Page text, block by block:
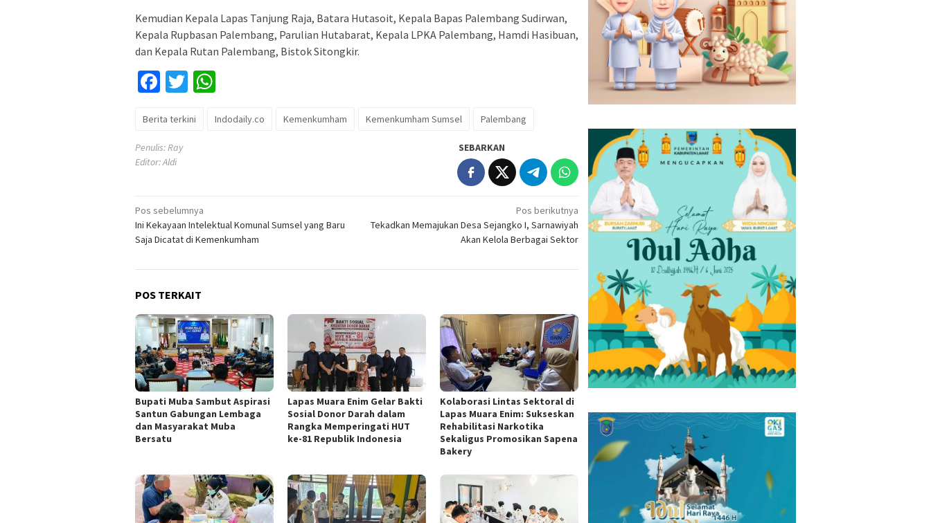
Kemudian Kepala Lapas Tanjung Raja, Batara Hutasoit, Kepala Bapas Palembang Sudirwan,
Kepala Rupbasan Palembang, Parulian Hutabarat, Kepala LPKA Palembang, Hamdi Hasibuan,
dan Kepala Rutan Palembang, Bistok Sitongkir.
Facebook
Twitter
Berita terkini Indodaily.co Kemenkumham Kemenkumham Sumsel Palembang
Penulis: Ray
Editor: Aldi
SEBARKAN
Navigasi
pos
Pos sebelumnya
Ini Kekayaan Intelektual Komunal Sumsel yang Baru
Saja Dicatat di Kemenkumham
Pos berikutnya
Tekadkan Memajukan Desa Sejangko I, Sarnawiyah
Akan Kelola Berbagai Sektor
POS TERKAIT
Bupati Muba Sambut Aspirasi
Santun Gabungan Lembaga
dan Masyarakat Muba
Bersatu
Lapas Muara Enim Gelar Bakti
Sosial Donor Darah dalam
Rangka Memperingati HUT
ke-81 Republik Indonesia
Kolaborasi Lintas Sektoral di
Lapas Muara Enim: Sukseskan
Rehabilitasi Narkotika
Sekaligus Promosikan Sapena
Bakery